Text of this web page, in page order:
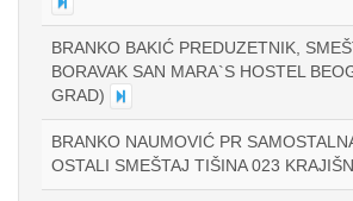
BRANKO BAKIĆ PREDUZETNIK,
BORAVAK SAN MARA`S HOSTEL
GRAD)
BRANKO NAUMOVIĆ PR
OSTALI SMEŠTAJ TIŠINA 023